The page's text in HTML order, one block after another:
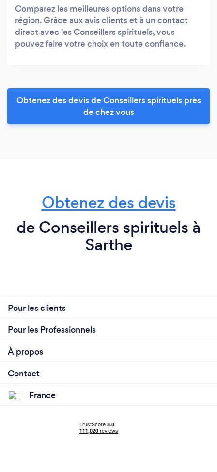
Comparez les meilleures options dans votre
région. Grâce aux avis clients et à un contact
direct avec les Conseillers spirituels, vous
pouvez faire votre choix en toute confiance.
Obtenez des devis de Conseillers spirituels près
de chez vous
Obtenez des devis
de Conseillers spirituels à
Sarthe
Pour les clients
Pour les Professionnels
À propos
Contact
France